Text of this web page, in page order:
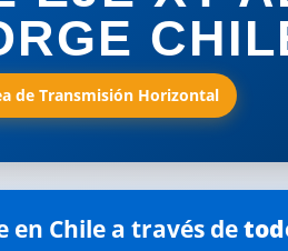
de Transmisión Horizontal
en Chile a través de